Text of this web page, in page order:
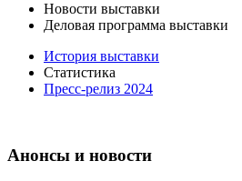
Новости выставки
Деловая программа выставки
История выставки
Статистика
Пресс-релиз 2024
Анонсы и новости